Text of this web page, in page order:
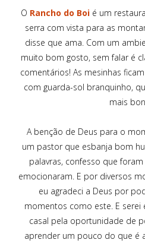
O Rancho do Boi é um
serra com vista para as
disse que ama. Com um
muito bom gosto, sem falar é
comentários! As mesinhas
com guarda-sol branquinho,
mais
A benção de Deus para o
um pastor que esbanja bom
palavras, confesso que
emocionaram. E por diversos
eu agradeci a Deus por
momentos como este. E
casal pela oportunidade de
aprender um pouco do que é